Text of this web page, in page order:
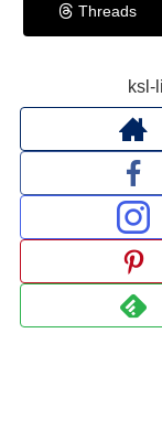
Threads
ksl-